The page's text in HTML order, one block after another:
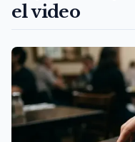
el video